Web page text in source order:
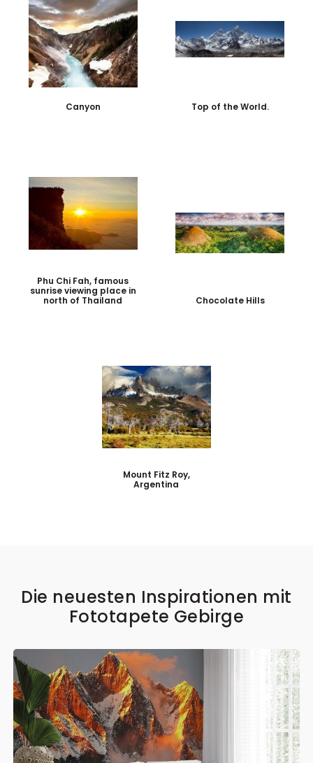
Canyon Top of the World.
Phu Chi Fah, famous
sunrise viewing place in
north of Thailand
Chocolate Hills
Mount Fitz Roy,
Argentina
Die neuesten Inspirationen mit
Fototapete Gebirge